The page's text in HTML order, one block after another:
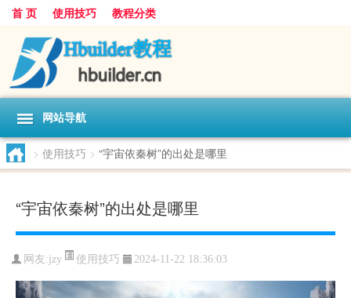
首 页 使用技巧 教程分类
网站导航
> 使用技巧 > “宇宙依秦树”的出处是哪里
“宇宙依秦树”的出处是哪里
网友:jzy 使用技巧 2024-11-22 18:36:03